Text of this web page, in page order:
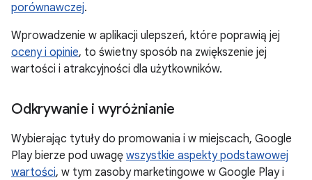
porównawczej.
Wprowadzenie w aplikacji ulepszeń, które poprawią jej
oceny i opinie, to świetny sposób na zwiększenie jej
wartości i atrakcyjności dla użytkowników.
Odkrywanie i wyróżnianie
Wybierając tytuły do promowania i w miejscach, Google
Play bierze pod uwagę wszystkie aspekty podstawowej
wartości, w tym zasoby marketingowe w Google Play i